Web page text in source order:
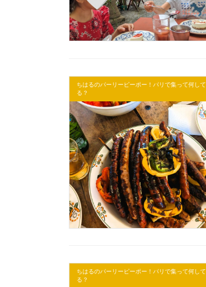
ちはるのパーリーピーポー！パリで集って何して
る？
ちはるのパーリーピーポー！パリで集って何して
る？